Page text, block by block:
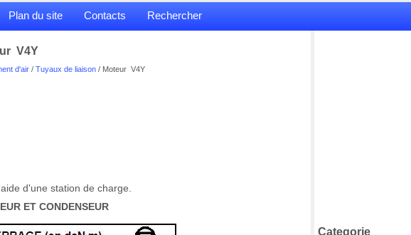
Plan du site Contacts Rechercher
V4Y
d'air / Tuyaux de liaison / Moteur V4Y
d'une station de charge.
ET CONDENSEUR
Categorie